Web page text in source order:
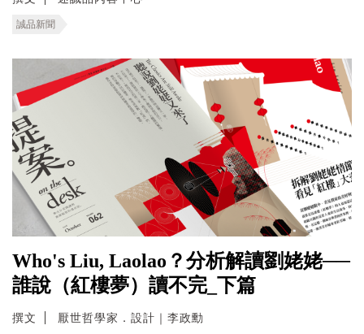
誠品新聞
Who's Liu, Laolao？分析解讀劉姥姥──
誰說（紅樓夢）讀不完_下篇
撰文 厭世哲學家．設計｜李政勳